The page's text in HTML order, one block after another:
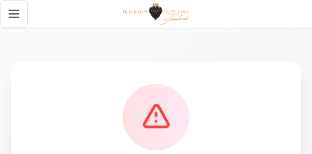
Toggle navigation menu
Página no encontrada - Black Lion Properties